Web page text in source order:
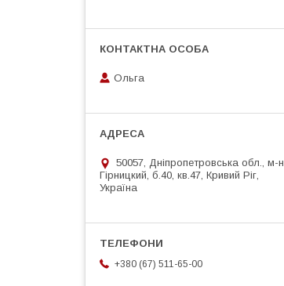
Ольга
50057, Дніпропетровська обл., м-н
Гірницкий, б.40, кв.47, Кривий Ріг,
Україна
+380 (67) 511-65-00